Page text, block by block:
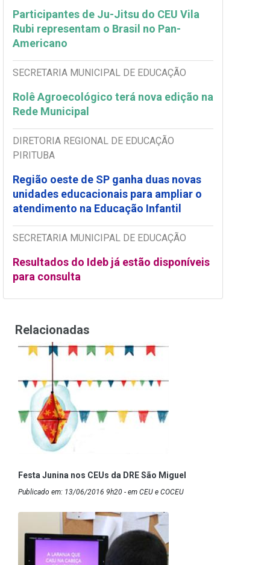
Participantes de Ju-Jitsu do CEU Vila
Rubi representam o Brasil no Pan-
Americano
SECRETARIA MUNICIPAL DE EDUCAÇÃO
Rolê Agroecológico terá nova edição na
Rede Municipal
DIRETORIA REGIONAL DE EDUCAÇÃO
PIRITUBA
Região oeste de SP ganha duas novas
unidades educacionais para ampliar o
atendimento na Educação Infantil
SECRETARIA MUNICIPAL DE EDUCAÇÃO
Resultados do Ideb já estão disponíveis
para consulta
Relacionadas
Festa Junina nos CEUs da DRE São Miguel
Publicado em: 13/06/2016 9h20 - em CEU e COCEU